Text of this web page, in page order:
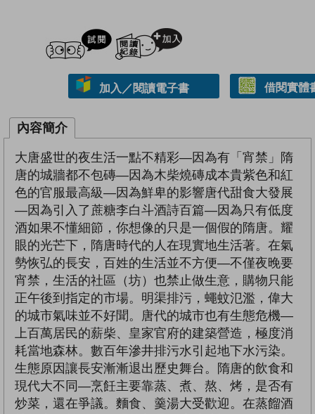
試閲
加入／閱讀電子書 借閱實體
內容簡介
大唐盛世的夜生活一點不精彩—因為有「宵禁」隋
唐的城牆都不包磚—因為木柴燒磚成本貴紫色和紅
色的官服最高級—因為鮮卑的影響唐代甜食大發展
—因為引入了蔗糖李白斗酒詩百篇—因為只有低度
酒如果不懂細節，你想像的只是一個假的隋唐。耀
眼的光芒下，隋唐時代的人在現實地生活著。在氣
勢恢弘的長安，百姓的生活並不方便—不僅夜晚要
宵禁，生活的社區（坊）也禁止做生意，購物只能
正午後到指定的市場。明渠排污，蠅蚊氾濫，偉大
的城市氣味並不好聞。唐代的城市也有生態危機—
上百萬居民的薪柴、皇家官府的建築營造，極度消
耗當地森林。數百年滲井排污水引起地下水污染。
生態原因讓長安漸漸退出歷史舞台。隋唐的飲食和
現代大不同—烹飪主要靠蒸、煮、熬、烤，是否有
炒菜，還在爭議。麵食、羹湯大受歡迎。在蒸餾酒